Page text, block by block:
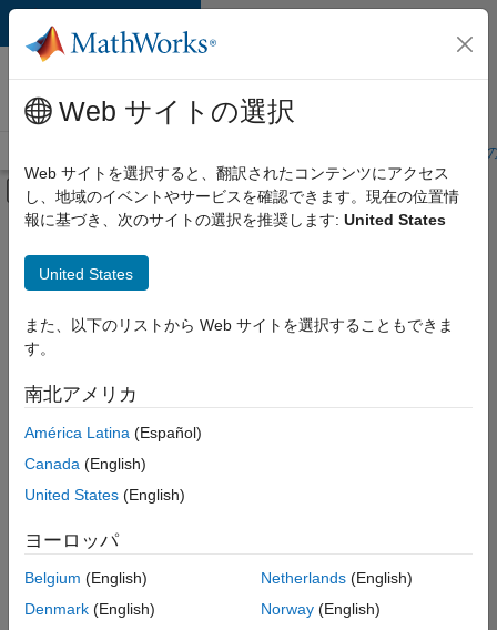
コンテンツへスキップ
MathWorks 採用
情報
学生・キャリア初期
オフキャンバス ナビゲーション メ
メインコンテンツ
絞り込み条件
教育機関向けセールス
マーケティング コミュニケーション
マーケティング サービス
現
こ
の
索
件
一
致
Web サイトの選択
Web サイトを選択すると、翻訳されたコンテンツにアクセス
し、地域のイベントやサービスを確認できます。現在の位置情
報に基づき、次のサイトの選択を推奨します: United States
United States
また、以下のリストから Web サイトを選択することもできま
す。
南北アメリカ
América Latina (Español)
Canada (English)
United States (English)
ヨーロッパ
Belgium (English)
Denmark (English)
Netherlands(English)
Norway(English)